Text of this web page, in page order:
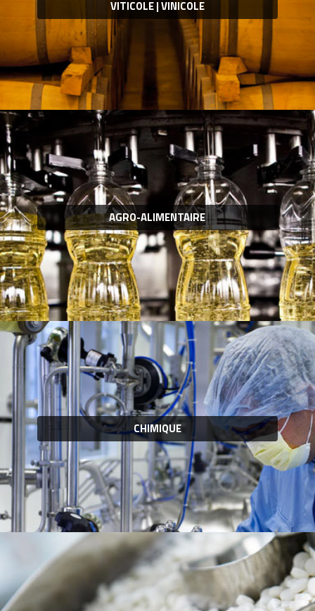
VITICOLE | VINICOLE
AGRO-ALIMENTAIRE
CHIMIQUE